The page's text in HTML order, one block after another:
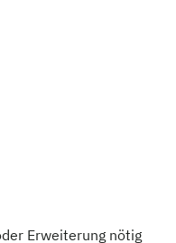
Erweiterung nötig